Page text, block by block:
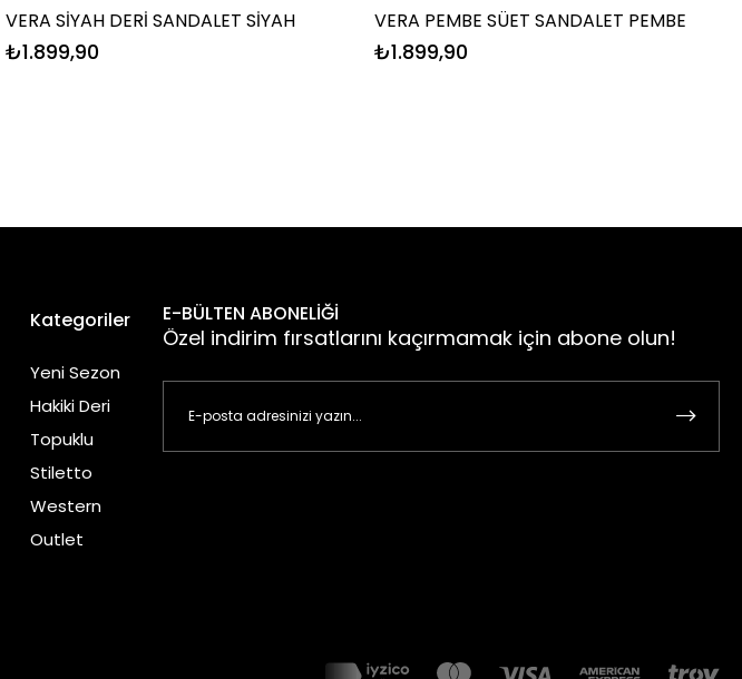
VERA SİYAH DERİ SANDALET SİYAH
₺1.899,90
VERA PEMBE SÜET SANDALET PEMBE
₺1.899,90
Kategoriler
Yeni Sezon
Hakiki Deri
Topuklu
Stiletto
Western
Outlet
E-BÜLTEN ABONELİĞİ
Özel indirim fırsatlarını kaçırmamak için abone olun!